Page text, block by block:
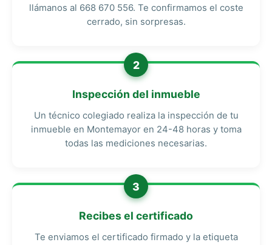
llámanos al 668 670 556. Te confirmamos el coste
cerrado, sin sorpresas.
2
Inspección del inmueble
Un técnico colegiado realiza la inspección de tu
inmueble en Montemayor en 24-48 horas y toma
todas las mediciones necesarias.
3
Recibes el certificado
Te enviamos el certificado firmado y la etiqueta